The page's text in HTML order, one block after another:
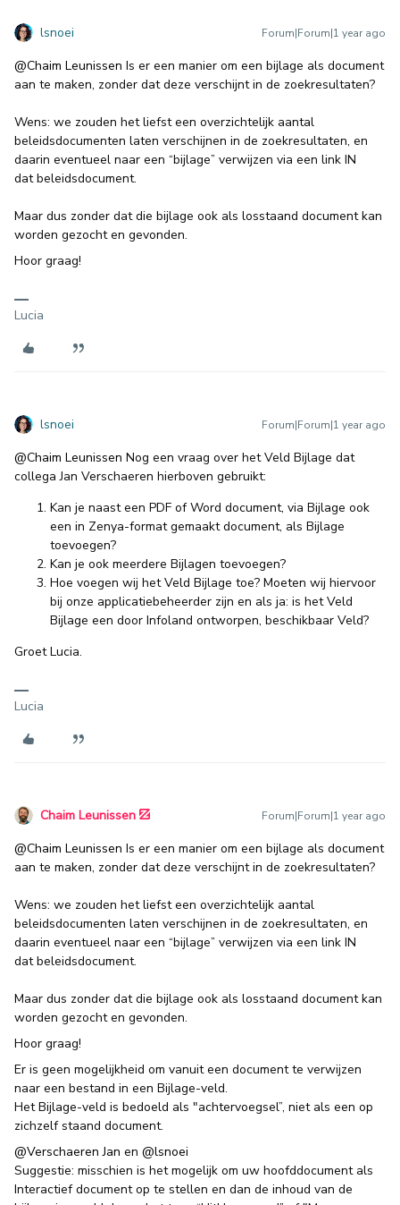
lsnoei Forum|Forum|1 year ago
@Chaim Leunissen Is er een manier om een bijlage als document
aan te maken, zonder dat deze verschijnt in de zoekresultaten?
Wens: we zouden het liefst een overzichtelijk aantal
beleidsdocumenten laten verschijnen in de zoekresultaten, en
daarin eventueel naar een “bijlage” verwijzen via een link IN
dat beleidsdocument.
Maar dus zonder dat die bijlage ook als losstaand document kan
worden gezocht en gevonden.
Hoor graag!
Lucia
lsnoei Forum|Forum|1 year ago
@Chaim Leunissen Nog een vraag over het Veld Bijlage dat
collega Jan Verschaeren hierboven gebruikt:
Kan je naast een PDF of Word document, via Bijlage ook
een in Zenya-format gemaakt document, als Bijlage
toevoegen?
Kan je ook meerdere Bijlagen toevoegen?
Hoe voegen wij het Veld Bijlage toe? Moeten wij hiervoor
bij onze applicatiebeheerder zijn en als ja: is het Veld
Bijlage een door Infoland ontworpen, beschikbaar Veld?
Groet Lucia.
Lucia
Chaim Leunissen Forum|Forum|1 year ago
@Chaim Leunissen Is er een manier om een bijlage als document
aan te maken, zonder dat deze verschijnt in de zoekresultaten?
Wens: we zouden het liefst een overzichtelijk aantal
beleidsdocumenten laten verschijnen in de zoekresultaten, en
daarin eventueel naar een “bijlage” verwijzen via een link IN
dat beleidsdocument.
Maar dus zonder dat die bijlage ook als losstaand document kan
worden gezocht en gevonden.
Hoor graag!
Er is geen mogelijkheid om vanuit een document te verwijzen
naar een bestand in een Bijlage-veld.
Het Bijlage-veld is bedoeld als "achtervoegsel”, niet als een op
zichzelf staand document.
@Verschaeren Jan en @lsnoei
Suggestie: misschien is het mogelijk om uw hoofddocument als
Interactief document op te stellen en dan de inhoud van de